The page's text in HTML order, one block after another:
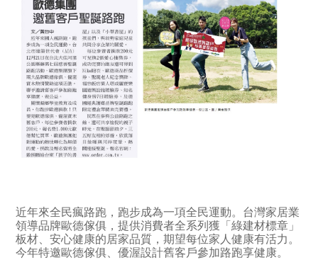
近年來全民瘋路跑，跑步成為一項全民運動。台灣家居業
領導品牌歐德傢俱，提供消費者全系列獲「綠建材標章」
板材、安心健康的居家品質，期望每位家人健康有活力。
今年特邀歐德傢俱、優渥設計舊客戶參加路跑享健康。